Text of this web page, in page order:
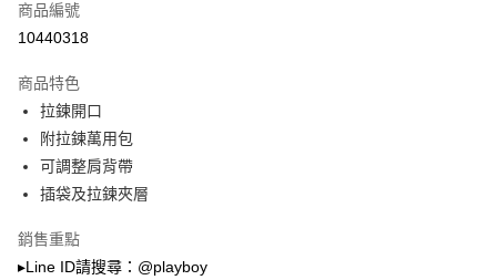
成交易。
3.實際核准額度、可分期數及費用金額請依後續交易確認頁面所載為準。
消。如遇「轉專審核」未通過狀況，表示未達大哥付你分期系統評分，恕無
法說明評估內容。
【繳款方式說明】
1.分期款項不併入電信帳單，「大哥付你分期」於每月結算日後寄送繳費提
2.透過簡訊連結打開帳單後，可選擇「超商條碼／台灣大直營門市／銀行轉
帳／街口支付／iPASS MONEY」等通路繳費。
【注意事項】
1.本服務係由「台灣大哥大股份有限公司」（以下簡稱本公司）所提供，讓
用戶於交易時，得透過本服務購買商品或服務，並由商店將買賣／分期付款
全家取貨付款
付款後全家取貨
每筆NT$100，滿NT$700(含以上)免運費
付款後萊爾富取貨
商品編號
10440318
商品特色
拉鍊開口
附拉鍊萬用包
可調整肩背帶
插袋及拉鍊夾層
銷售重點
▸Line ID請搜尋：@playboy